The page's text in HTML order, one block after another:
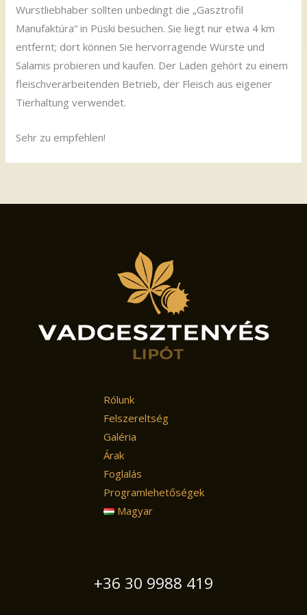
Wurstliebhaber sollten unbedingt die „Gasztrofil
Manufaktúra“ in Püski besuchen. Sie liegt nur etwa 4 km
entfernt; dort können Sie hervorragende Würste und
Salamis probieren und kaufen. Der Laden gehört zu einem
fleischverarbeitenden Betrieb, der Fleisch aus eigener
Tierhaltung verwendet.
Sehr zu empfehlen!
Rólunk
Felszereltség
Galéria
Árak
Foglalás
Programlehetőségek
Magyar
+36 30 9988 419